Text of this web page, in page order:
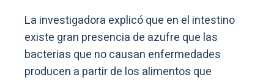
La investigadora explicó que en el intestino
existe gran presencia de azufre que las
bacterias que no causan enfermedades
producen a partir de los alimentos que